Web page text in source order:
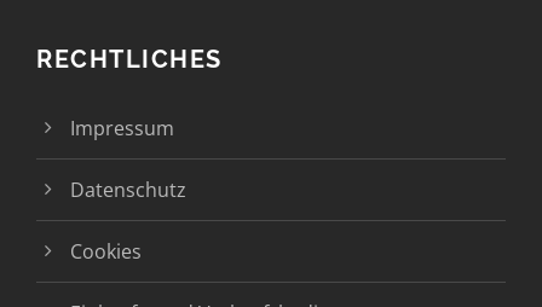
RECHTLICHES
Impressum
Datenschutz
Cookies